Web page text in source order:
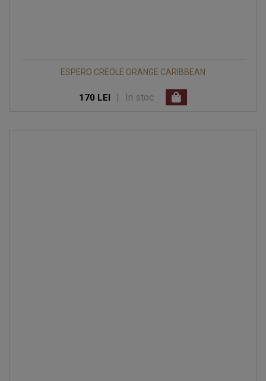
ESPERO CREOLE ORANGE CARIBBEAN
170 LEI In stoc